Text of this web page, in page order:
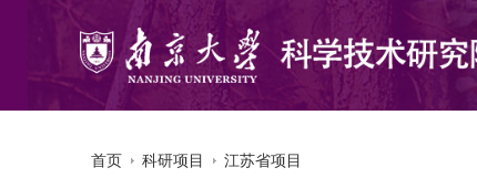
首页 科研项目 江苏省项目